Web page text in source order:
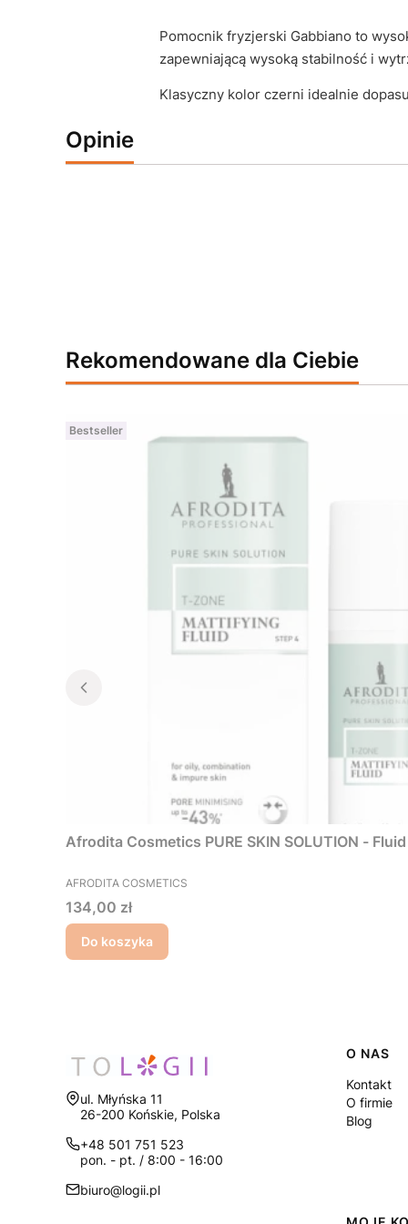
Pomocnik fryzjerski Gabbiano to
zapewniającą wysoką stabilność i
Klasyczny kolor czerni idealnie
Opinie
Rekomendowane dla Ciebie
Bestseller
Afrodita Cosmetics PURE SKIN SOLUTION -
PRODUCENT
AFRODITA COSMETICS
Cena
134,00 zł
Do koszyka
Adres:
ul. Młyńska 11
26-200 Końskie, Polska
+48 501 751 523
pon. - pt. / 8:00 - 16:00
biuro@logii.pl
Linki
O NAS
Kontakt
O firmie
Blog